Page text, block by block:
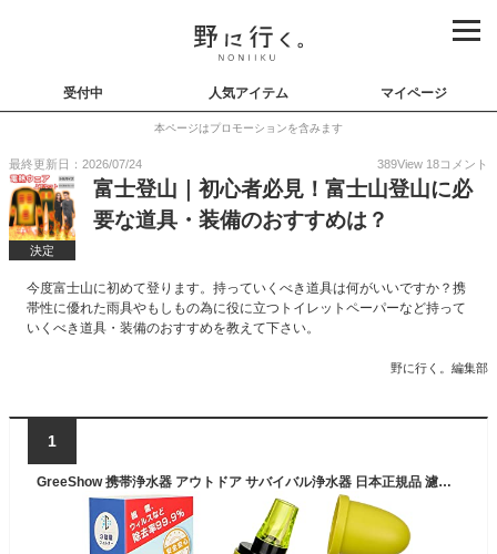
受付中 人気アイテム マイページ
本ページはプロモーションを含みます
最終更新日：2026/07/24 389View 18コメント
決定
富士登山｜初心者必見！富士山登山に必
要な道具・装備のおすすめは？
今度富士山に初めて登ります。持っていくべき道具は何がいいですか？携
帯性に優れた雨具やもしもの為に役に立つトイレットペーパーなど持って
いくべき道具・装備のおすすめを教えて下さい。
野に行く。編集部
1
GreeShow 携帯浄水器 アウトドア サバイバル浄水器 日本正規品 濾過器 非常用 災害用 災害グッズ 登山 キャンプ 野営 地震 ミニ 軽量コンパクト グリーン